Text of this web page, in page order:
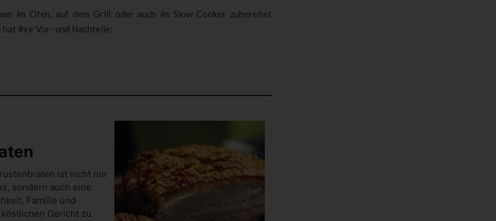
im Ofen, auf dem Grill oder auch im Slow Cooker zubereitet
hat ihre Vor- und Nachteile:
ist nicht nur
sondern auch eine
Familie und
Gericht zu